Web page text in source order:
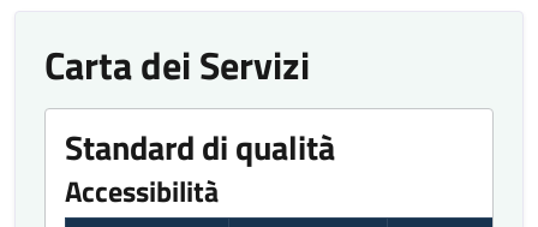
Carta dei Servizi
Standard di qualità
Accessibilità